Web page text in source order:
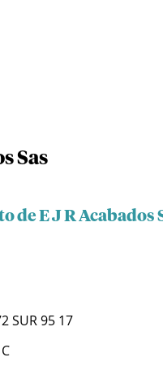
Sas
de E J R Acabados
SUR 95 17